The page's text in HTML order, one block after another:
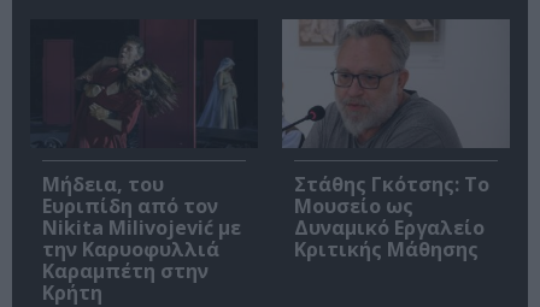
Μήδεια, του
Ευριπίδη από τον
Nikita Milivojević με
την Καρυοφυλλιά
Καραμπέτη στην
Κρήτη
Στάθης Γκότσης: Το
Μουσείο ως
Δυναμικό Εργαλείο
Κριτικής Μάθησης